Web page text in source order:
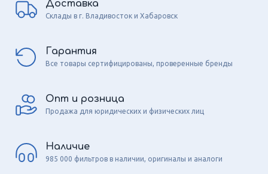
Доставка
Склады в г. Владивосток и Хабаровск
Гарантия
Все товары сертифицированы, проверенные бренды
Опт и розница
Продажа для юридических и физических лиц
Наличие
985 000 фильтров в наличии, оригиналы и аналоги